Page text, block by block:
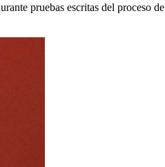
pruebas escritas del proceso de